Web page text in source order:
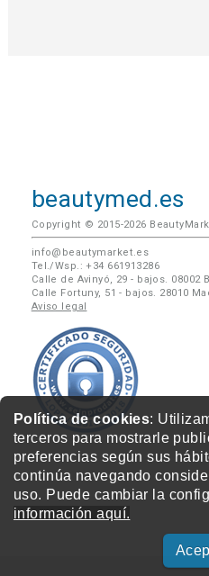
Política de cookies:
terceros para mostrarle
preferencias según sus
continúa navegando
uso. Puede cambiar la
información aquí.
beautymed.es
Copyright © 2015-2026
info@beautymarket.es
Tel./Wsp.: +34 661913286
Calle de Avinyó, 29 - bajos. 08002
Calle Fortuny, 51 - bajos. 28010
Aviso legal